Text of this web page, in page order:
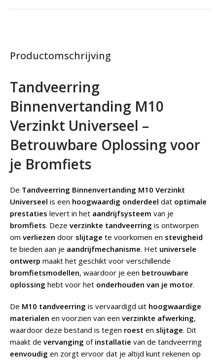
Productomschrijving
Tandveerring
Binnenvertanding M10
Verzinkt Universeel –
Betrouwbare Oplossing voor
je Bromfiets
De Tandveerring Binnenvertanding M10 Verzinkt
Universeel is een hoogwaardig onderdeel dat optimale
prestaties levert in het aandrijfsysteem van je
bromfiets. Deze verzinkte tandveerring is ontworpen
om verliezen door slijtage te voorkomen en stevigheid
te bieden aan je aandrijfmechanisme. Het universele
ontwerp maakt het geschikt voor verschillende
bromfietsmodellen, waardoor je een betrouwbare
oplossing hebt voor het onderhouden van je motor.
De M10 tandveerring is vervaardigd uit hoogwaardige
materialen en voorzien van een verzinkte afwerking,
waardoor deze bestand is tegen roest en slijtage. Dit
maakt de vervanging of installatie van de tandveerring
eenvoudig en zorgt ervoor dat je altijd kunt rekenen op